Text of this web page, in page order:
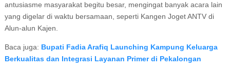
antusiasme masyarakat begitu besar, mengingat banyak acara lain
yang digelar di waktu bersamaan, seperti Kangen Joget ANTV di
Alun-alun Kajen.
Baca juga: Bupati Fadia Arafiq Launching Kampung Keluarga
Berkualitas dan Integrasi Layanan Primer di Pekalongan